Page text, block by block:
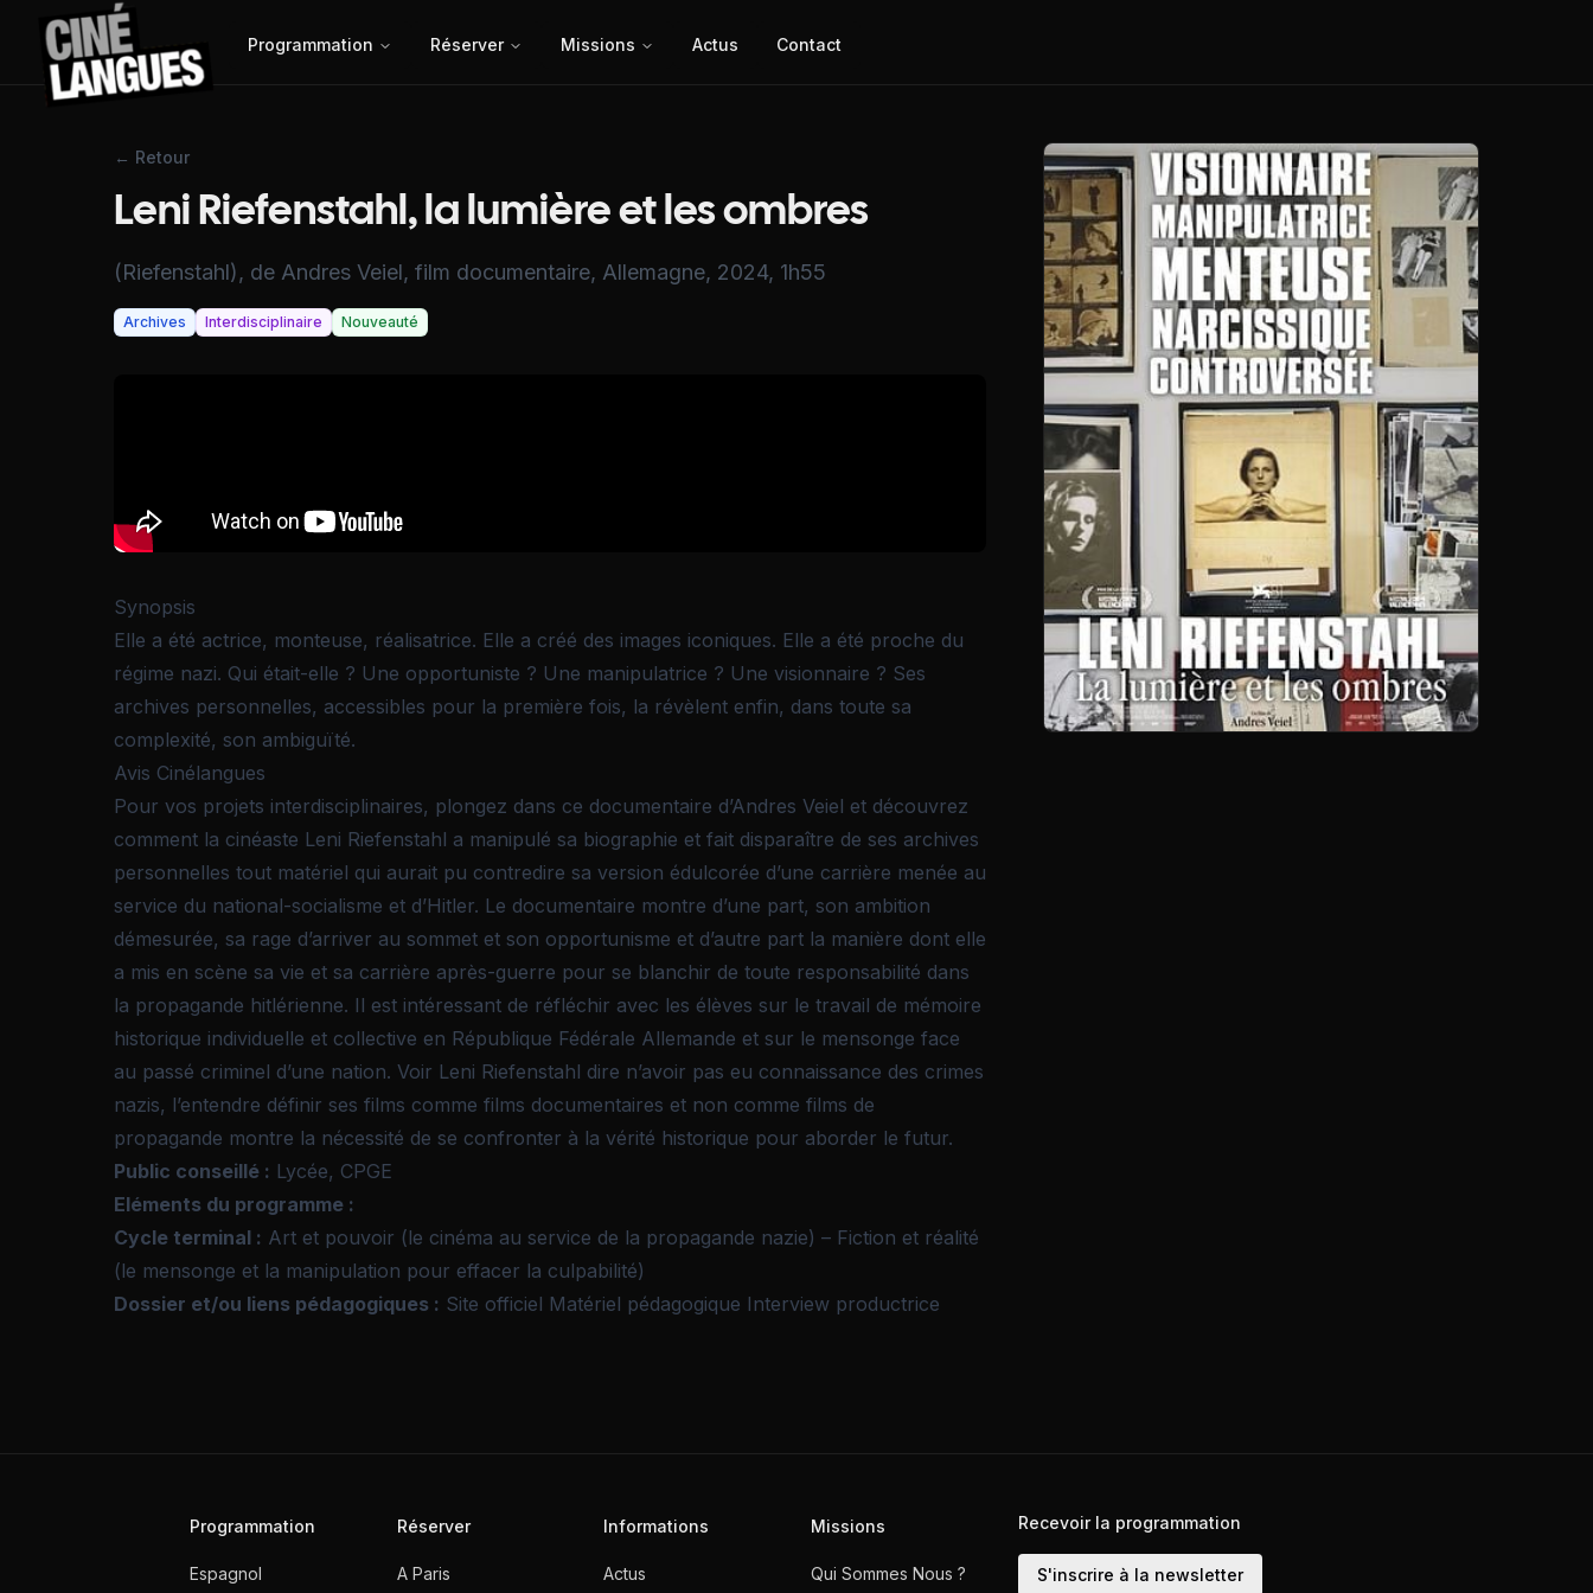
Programmation Réserver Missions Actus Contact
← Retour
Leni Riefenstahl, la lumière et les ombres
(Riefenstahl), de Andres Veiel, film documentaire, Allemagne, 2024, 1h55
Archives Interdisciplinaire Nouveauté
Synopsis
Elle a été actrice, monteuse, réalisatrice. Elle a créé des images iconiques. Elle a été proche du
régime nazi. Qui était-elle ? Une opportuniste ? Une manipulatrice ? Une visionnaire ? Ses
archives personnelles, accessibles pour la première fois, la révèlent enfin, dans toute sa
complexité, son ambiguïté.
Avis Cinélangues
Pour vos projets interdisciplinaires, plongez dans ce documentaire d’Andres Veiel et découvrez
comment la cinéaste Leni Riefenstahl a manipulé sa biographie et fait disparaître de ses archives
personnelles tout matériel qui aurait pu contredire sa version édulcorée d’une carrière menée au
service du national-socialisme et d’Hitler. Le documentaire montre d’une part, son ambition
démesurée, sa rage d’arriver au sommet et son opportunisme et d’autre part la manière dont elle
a mis en scène sa vie et sa carrière après-guerre pour se blanchir de toute responsabilité dans
la propagande hitlérienne. Il est intéressant de réfléchir avec les élèves sur le travail de mémoire
historique individuelle et collective en République Fédérale Allemande et sur le mensonge face
au passé criminel d’une nation. Voir Leni Riefenstahl dire n’avoir pas eu connaissance des crimes
nazis, l’entendre définir ses films comme films documentaires et non comme films de
propagande montre la nécessité de se confronter à la vérité historique pour aborder le futur.
Public conseillé : Lycée, CPGE
Eléments du programme :
Cycle terminal : Art et pouvoir (le cinéma au service de la propagande nazie) – Fiction et réalité
(le mensonge et la manipulation pour effacer la culpabilité)
Dossier et/ou liens pédagogiques : Site officiel Matériel pédagogique Interview productrice
Programmation
Espagnol
Réserver
A Paris
Informations
Actus
Missions
Qui Sommes Nous ?
Recevoir la programmation
S'inscrire à la newsletter